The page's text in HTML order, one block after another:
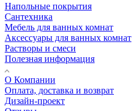
Напольные покрытия
Сантехника
Мебель для ванных комнат
Аксессуары для ванных комнат
Растворы и смеси
Полезная информация
О Компании
Оплата, доставка и возврат
Дизайн-проект